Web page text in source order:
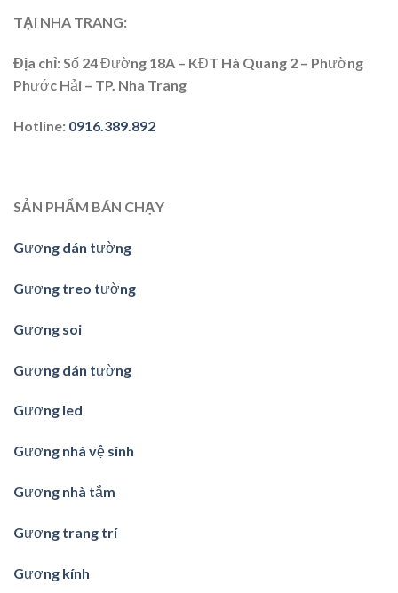
TẠI NHA TRANG:
Địa chỉ: Số 24 Đường 18A – KĐT Hà Quang 2 – Phường
Phước Hải – TP. Nha Trang
Hotline: 0916.389.892
SẢN PHẨM BÁN CHẠY
Gương dán tường
Gương treo tường
Gương soi
Gương dán tường
Gương led
Gương nhà vệ sinh
Gương nhà tắm
Gương trang trí
Gương kính